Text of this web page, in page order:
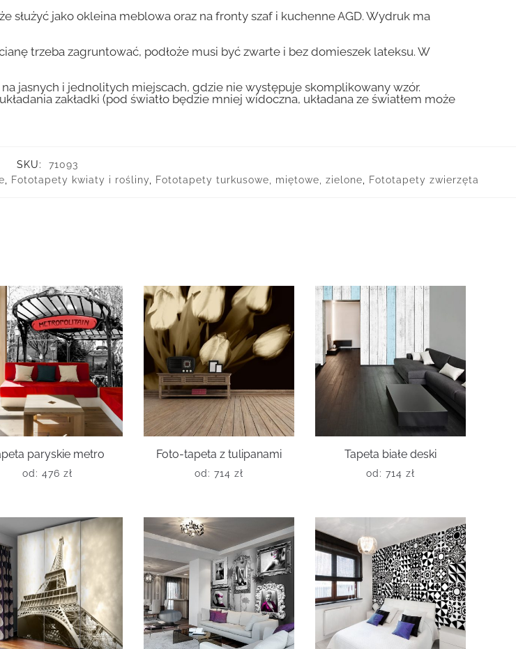
służyć jako okleina meblowa oraz na fronty szaf i kuchenne AGD. Wydruk ma
trzeba zagruntować, podłoże musi być zwarte i bez domieszek lateksu. W
jasnych i jednolitych miejscach, gdzie nie występuje skomplikowany wzór.
zakładki (pod światło będzie mniej widoczna, układana ze światłem może
SKU:
71093
Fototapety kwiaty i rośliny Fototapety turkusowe, miętowe, zielone Fototapety zwierzęta
paryskie metro
od: 476 zł
Foto-tapeta z tulipanami
od: 714 zł
Tapeta białe deski
od: 714 zł